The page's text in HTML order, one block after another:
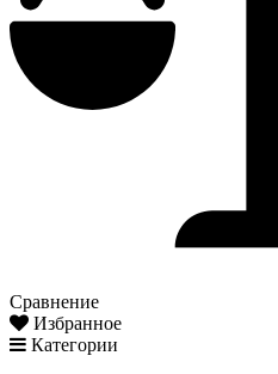
Сравнение
Избранное
Категории